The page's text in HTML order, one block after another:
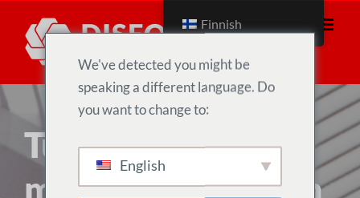
sisältöön
Turvallinen
maailmanlaajuinen
Finnish
We've detected you might be
speaking a different language. Do
you want to change to:
English